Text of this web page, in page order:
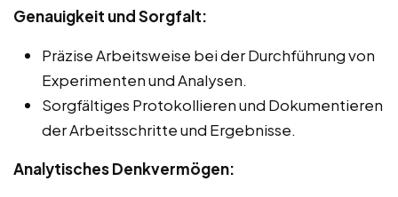
Genauigkeit und Sorgfalt:
Präzise Arbeitsweise bei der Durchführung von
Experimenten und Analysen.
Sorgfältiges Protokollieren und Dokumentieren
der Arbeitsschritte und Ergebnisse.
Analytisches Denkvermögen: